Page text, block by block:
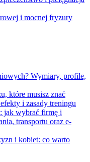
i mocnej fryzury
Wymiary, profile,
które musisz znać
i zasady treningu
jak wybrać firmę i
transportu oraz e-
i kobiet: co warto